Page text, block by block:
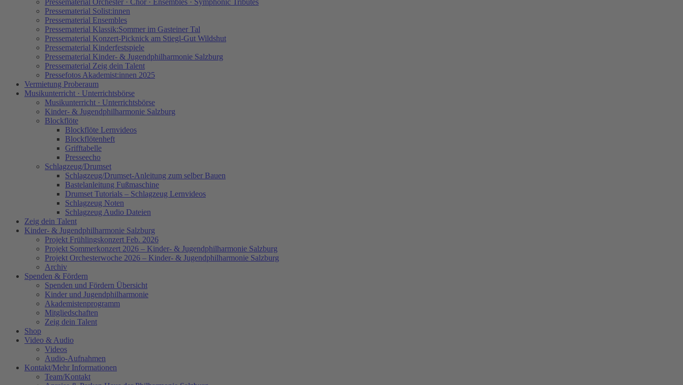
Pressematerial Orchester · Chor · Ensembles · Symphonic Tributes
Pressematerial Solist:innen
Pressematerial Ensembles
Pressematerial Klassik:Sommer im Gasteiner Tal
Pressematerial Konzert-Picknick am Stiegl-Gut Wildshut
Pressematerial Kinderfestspiele
Pressematerial Kinder- & Jugendphilharmonie Salzburg
Pressematerial Zeig dein Talent
Pressefotos Akademist:innen 2025
Vermietung Proberaum
Musikunterricht · Unterrichtsbörse
Musikunterricht · Unterrichtsbörse
Kinder- & Jugendphilharmonie Salzburg
Blockflöte
Blockflöte Lernvideos
Blockflötenheft
Grifftabelle
Presseecho
Schlagzeug/Drumset
Schlagzeug/Drumset-Anleitung zum selber Bauen
Bastelanleitung Fußmaschine
Drumset Tutorials – Schlagzeug Lernvideos
Schlagzeug Noten
Schlagzeug Audio Dateien
Zeig dein Talent
Kinder- & Jugendphilharmonie Salzburg
Projekt Frühlingskonzert Feb. 2026
Projekt Sommerkonzert 2026 – Kinder- & Jugendphilharmonie Salzburg
Projekt Orchesterwoche 2026 – Kinder- & Jugendphilharmonie Salzburg
Archiv
Spenden & Fördern
Spenden und Fördern Übersicht
Kinder und Jugendphilharmonie
Akademistenprogramm
Mitgliedschaften
Zeig dein Talent
Shop
Video & Audio
Videos
Audio-Aufnahmen
Kontakt/Mehr Informationen
Team/Kontakt